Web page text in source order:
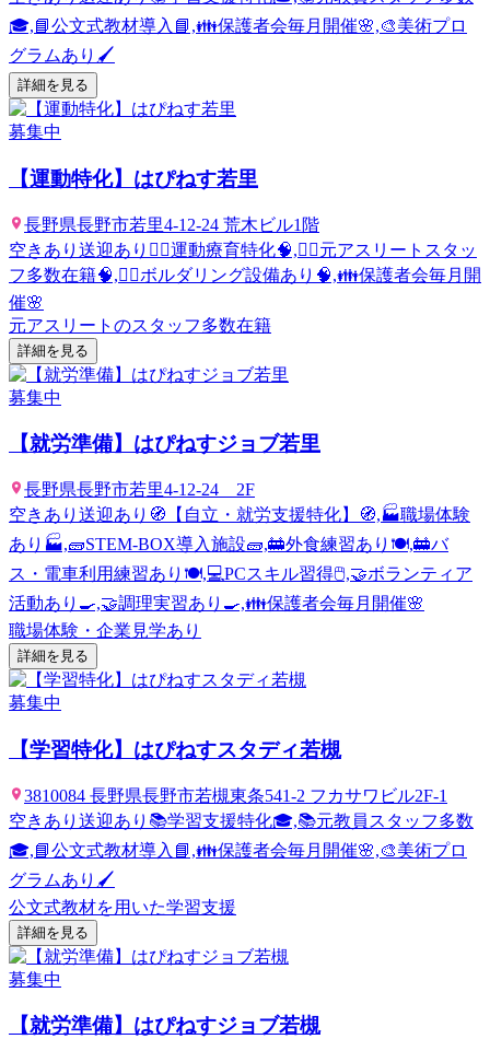
🎓,📘公文式教材導入📘,👪保護者会毎月開催🌸,🎨美術プロ
グラムあり🖌️
詳細を見る
募集中
【運動特化】はぴねす若里
長野県長野市若里4-12-24 荒木ビル1階
空きあり 送迎あり 🤸‍♂️運動療育特化🧠,🤸‍♂️元アスリートスタッ
フ多数在籍🧠,🧗‍♂️ボルダリング設備あり🧠,👪保護者会毎月開
催🌸
元アスリートのスタッフ多数在籍
詳細を見る
募集中
【就労準備】はぴねすジョブ若里
長野県長野市若里4-12-24 2F
空きあり 送迎あり 🧭【自立・就労支援特化】🧭,🏭職場体験
あり🏭,🧱STEM-BOX導入施設🧱,🚋外食練習あり🍽️,🚋バ
ス・電車利用練習あり🍽️,💻PCスキル習得🖱️,🤝ボランティア
活動あり🍳,🤝調理実習あり🍳,👪保護者会毎月開催🌸
職場体験・企業見学あり
詳細を見る
募集中
【学習特化】はぴねすスタディ若槻
3810084 長野県長野市若槻東条541-2 フカサワビル2F-1
空きあり 送迎あり 📚学習支援特化🎓,📚元教員スタッフ多数
🎓,📘公文式教材導入📘,👪保護者会毎月開催🌸,🎨美術プロ
グラムあり🖌️
公文式教材を用いた学習支援
詳細を見る
募集中
【就労準備】はぴねすジョブ若槻